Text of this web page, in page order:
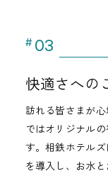
# 03
快適さへの
訪れる皆さまが
ではオリジナル
す。相鉄ホテル
を導入し、お水